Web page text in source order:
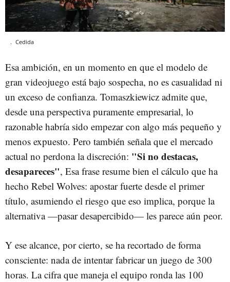
. Cedida
Esa ambición, en un momento en que el modelo de
gran videojuego está bajo sospecha, no es casualidad ni
un exceso de confianza. Tomaszkiewicz admite que,
desde una perspectiva puramente empresarial, lo
razonable habría sido empezar con algo más pequeño y
menos expuesto. Pero también señala que el mercado
actual no perdona la discreción: "Si no destacas,
desapareces", Esa frase resume bien el cálculo que ha
hecho Rebel Wolves: apostar fuerte desde el primer
título, asumiendo el riesgo que eso implica, porque la
alternativa —pasar desapercibido— les parece aún peor.
Y ese alcance, por cierto, se ha recortado de forma
consciente: nada de intentar fabricar un juego de 300
horas. La cifra que maneja el equipo ronda las 100